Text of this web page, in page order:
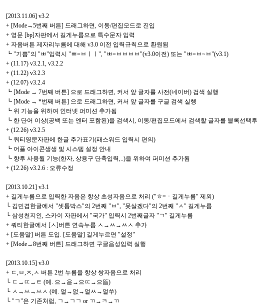
[2013.11.06] v3.2
+ [Mode→5번째 버튼] 드래그하면, 이동/편집모드로 진입
+ 영문 [bp]자판에서 길게누름으로 특수문자 입력
+ 자음버튼 제자리누름에 대해 v3.0 이전 입력규칙으로 환원됨
┗ "기쁨"의 "ㅃ"입력시 "ㅃ=ㅂㅣㅣ", "ㅃ=ㅂㅂㅂㅂ"(v3.0이전) 또는 "ㅃ=ㅂ~ㅂ"(v3.1)
+ (11.17) v3.2.1, v3.2.2
+ (11.22) v3.2.3
+ (12.07) v3.2.4
┗ [Mode → 7번째 버튼] 으로 드래그하면, 커서 앞 글자를 사전(네이버) 검색 실행
┗ [Mode → *번째 버튼] 으로 드래그하면, 커서 앞 글자를 구글 검색 실행
┗ 위 기능을 위하여 인터넷 퍼미션 추가됨
┗ 한 단어 이상(공백 또는 엔터 포함된)을 검색시, 이동/편집모드에서 검색할 글자를 블록선택
+ (12.26) v3.2.5
┗ 쿼티영문자판에 한글 추가표기(패스워드 입력시 편의)
┗ 어플 아이콘생생 및 시스템 설정 안내
┗ 향후 사용될 기능(한자, 상용구 단축입력,..)을 위하여 퍼미션 추가됨
+ (12.26) v3.2.6 : 오류수정
[2013.10.21] v3.1
+ 길게누름으로 입력한 자음은 항상 초성자음으로 처리 ("ㅎ=ㆍ길게누름" 제외)
└ 김민겸한글에서 "셋톱박스"의 2번째 "ㅂ", "못살겠다"의 2번째 "ㅅ" 길게누름
└ 삼성천지인, 스카이 자판에서 "국가" 입력시 2번째글자 "ㄱ" 길게누름
+ 쿼티한글에서 [ㅅ]버튼 연속누름 ㅅ→ㅆ→ㅆㅅ 추가
+ [도움말] 버튼 도입. [도움말] 길게누르면 "설정"
+ [Mode→8번째 버튼] 드래그하면 구글음성입력 실행
[2013.10.15] v3.0
+ ㄷ,ㅂ,ㅈ,ㅅ 버튼 2번 누름을 항상 쌍자음으로 처리
└ ㄷ→ㄸ→ㅌ (예. 으→읃→으ㄸ→으뜸)
└ ㅅ→ㅆ→ㅆㅅ (예. 얼→엀→얼ㅆ→얼쑤)
└ "ㄱ"은 기존처럼, ㄱ→ㄱㄱ or ㄲ→ㅋ→ㄲ